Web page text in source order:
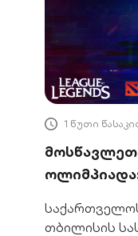
1 წუთი
ოლიმპიადა:
თბილისის